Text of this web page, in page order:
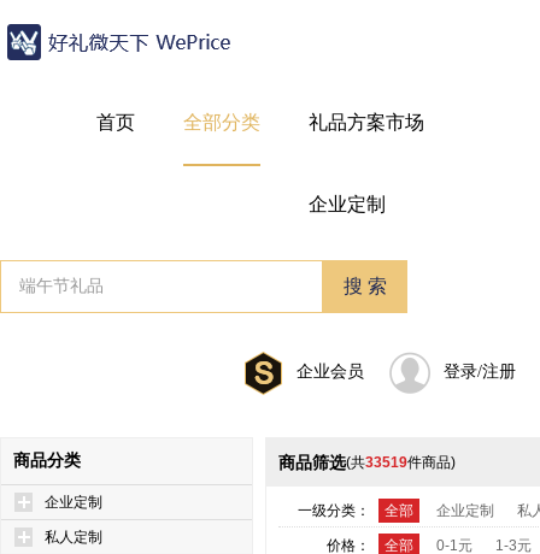
首页 全部分类 礼品方案市场
企业定制
企业会员 登录/注册
商品分类
企业定制
私人定制
商品筛选(共33519件商品)
一级分类： 全部 企业定制 私
价格： 全部 0-1元 1-3元